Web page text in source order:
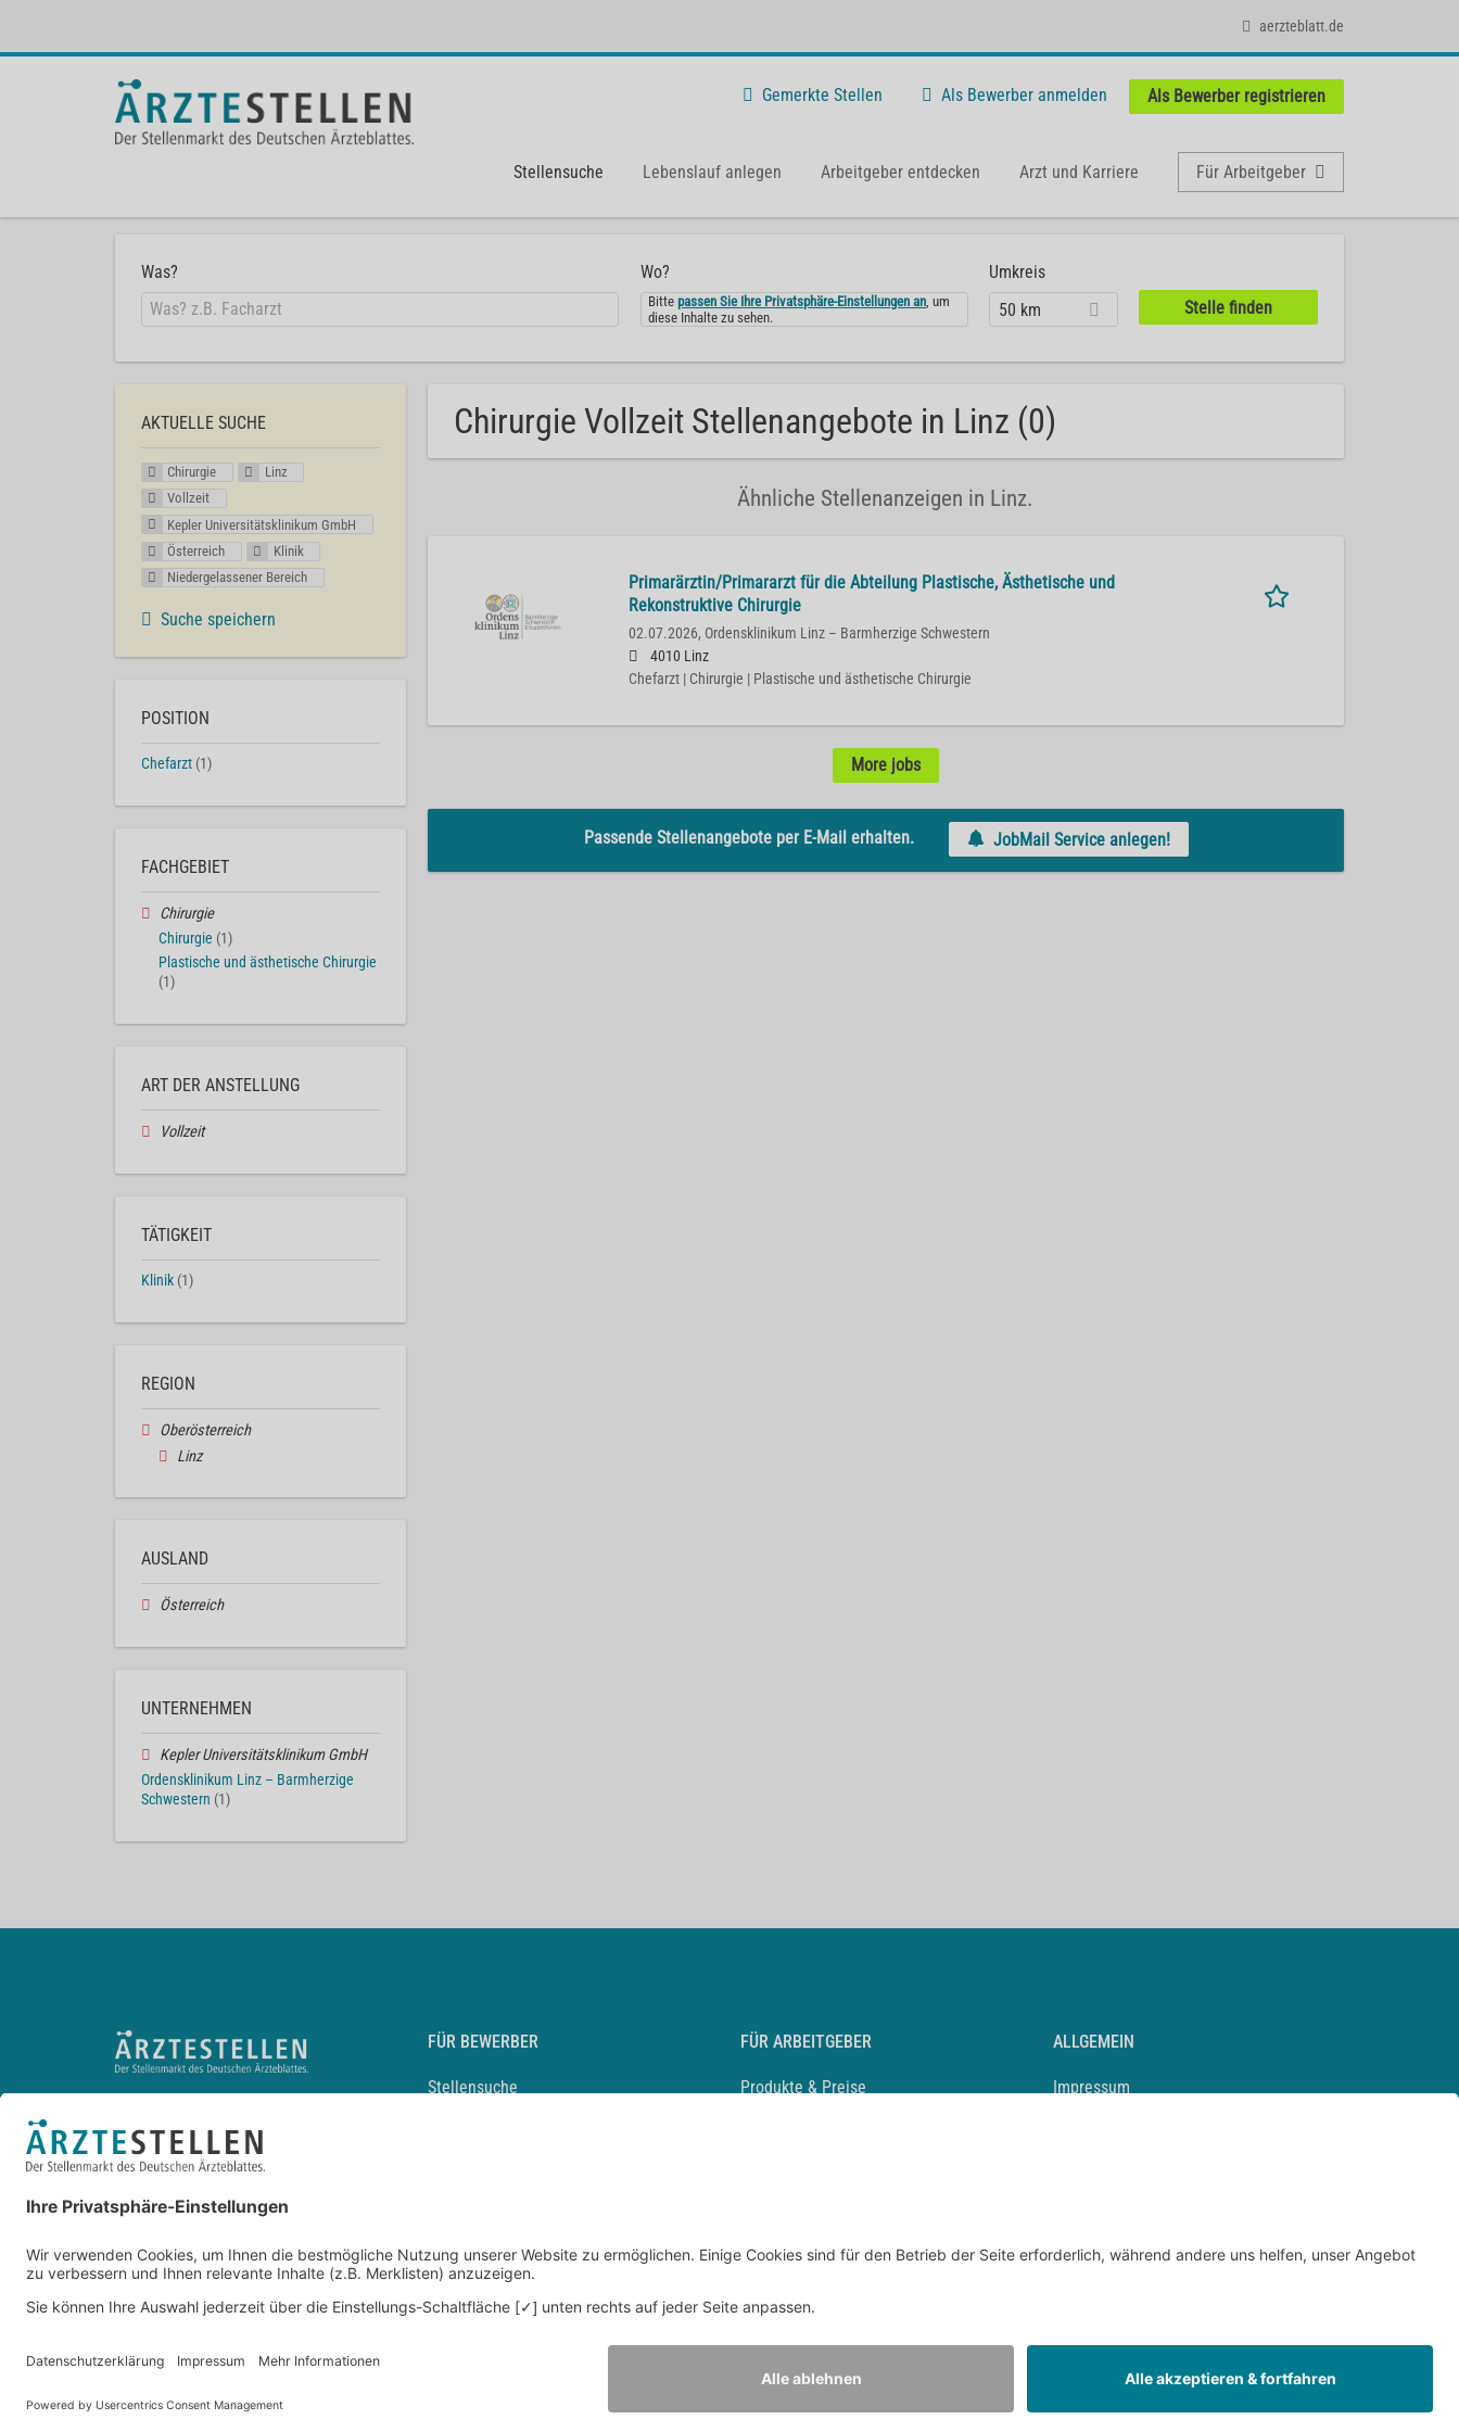
aerzteblatt.de
Gemerkte Stellen Als Bewerber anmelden Als Bewerber registrieren
Stellensuche Lebenslauf anlegen Arbeitgeber entdecken Arzt und Karriere Für Arbeitgeber
Was? Wo?
Bittepassen Sie Ihre Privatsphäre-Einstellungen an, um
diese Inhalte zu sehen.
Umkreis
50 km
Chirurgie Vollzeit Stellenangebote in Linz (0)
Ähnliche Stellenanzeigen in Linz.
Primarärztin/Primararzt für die Abteilung Plastische, Ästhetische und
Rekonstruktive Chirurgie
02.07.2026, Ordensklinikum Linz – Barmherzige Schwestern
4010 Linz
Chefarzt | Chirurgie | Plastische und ästhetische Chirurgie
More jobs
Passende Stellenangebote per E-Mail erhalten. JobMail Service anlegen!
AKTUELLE SUCHE
Chirurgie
Linz
Vollzeit
Kepler Universitätsklinikum GmbH
Österreich
Klinik
Niedergelassener Bereich
Suche speichern
POSITION
Chefarzt (1)
FACHGEBIET
Chirurgie
Chirurgie (1)
Plastische und ästhetische Chirurgie
(1)
ART DER ANSTELLUNG
Vollzeit
TÄTIGKEIT
Klinik (1)
REGION
Oberösterreich
Linz
AUSLAND
Österreich
UNTERNEHMEN
Kepler Universitätsklinikum GmbH
Ordensklinikum Linz – Barmherzige
Schwestern (1)
FÜR BEWERBER
Stellensuche
Durchsuchen Sie den Stellenkatalog
FÜR ARBEITGEBER
Produkte & Preise
ALLGEMEIN
Impressum
Entwickelt durchJOBIQO